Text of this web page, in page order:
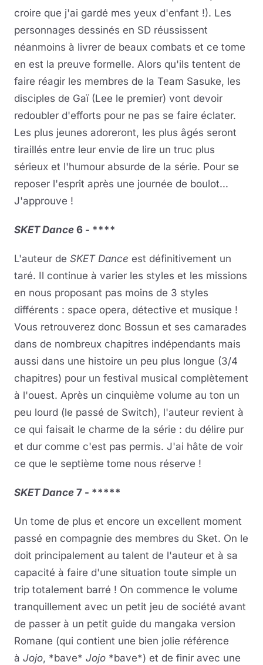
croire que j'ai gardé mes yeux d'enfant !). Les
personnages dessinés en SD réussissent
néanmoins à livrer de beaux combats et ce tome
en est la preuve formelle. Alors qu'ils tentent de
faire réagir les membres de la Team Sasuke, les
disciples de Gaï (Lee le premier) vont devoir
redoubler d'efforts pour ne pas se faire éclater.
Les plus jeunes adoreront, les plus âgés seront
tiraillés entre leur envie de lire un truc plus
sérieux et l'humour absurde de la série. Pour se
reposer l'esprit après une journée de boulot...
J'approuve !
SKET Dance 6 - ****
L'auteur de SKET Dance est définitivement un
taré. Il continue à varier les styles et les missions
en nous proposant pas moins de 3 styles
différents : space opera, détective et musique !
Vous retrouverez donc Bossun et ses camarades
dans de nombreux chapitres indépendants mais
aussi dans une histoire un peu plus longue (3/4
chapitres) pour un festival musical complètement
à l'ouest. Après un cinquième volume au ton un
peu lourd (le passé de Switch), l'auteur revient à
ce qui faisait le charme de la série : du délire pur
et dur comme c'est pas permis. J'ai hâte de voir
ce que le septième tome nous réserve !
SKET Dance 7 - *****
Un tome de plus et encore un excellent moment
passé en compagnie des membres du Sket. On le
doit principalement au talent de l'auteur et à sa
capacité à faire d'une situation toute simple un
trip totalement barré ! On commence le volume
tranquillement avec un petit jeu de société avant
de passer à un petit guide du mangaka version
Romane (qui contient une bien jolie référence
à Jojo, *bave* Jojo *bave*) et de finir avec une